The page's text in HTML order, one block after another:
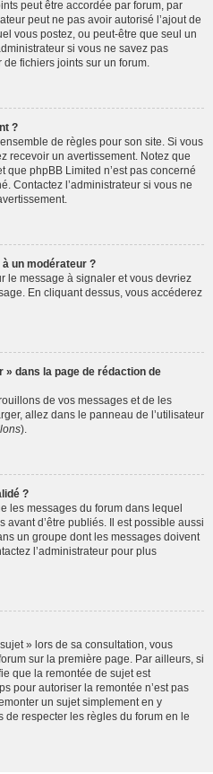
peut être accordée par forum, par
peut ne pas avoir autorisé l’ajout de
vous postez, ou peut-être que seul un
si vous ne savez pas
fichiers joints sur un forum.
?
de règles pour son site. Si vous
recevoir un avertissement. Notez que
que phpBB Limited n’est pas concerné
Contactez l’administrateur si vous ne
un modérateur ?
le message à signaler et vous devriez
En cliquant dessus, vous accéderez
» dans la page de rédaction de
de vos messages et de les
allez dans le panneau de l’utilisateur
).
?
les messages du forum dans lequel
avant d’être publiés. Il est possible aussi
un groupe dont les messages doivent
l’administrateur pour plus
» lors de sa consultation, vous
sur la première page. Par ailleurs, si
que la remontée de sujet est
pour autoriser la remontée n’est pas
un sujet simplement en y
respecter les règles du forum en le